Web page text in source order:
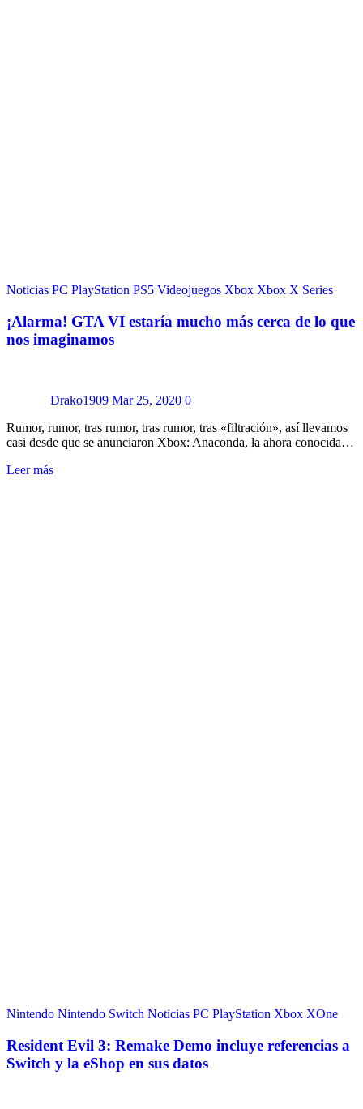
Noticias PC PlayStation PS5 Videojuegos Xbox Xbox X Series
¡Alarma! GTA VI estaría mucho más cerca de lo que
nos imaginamos
Drako1909 Mar 25, 2020 0
Rumor, rumor, tras rumor, tras rumor, tras «filtración», así llevamos
casi desde que se anunciaron Xbox: Anaconda, la ahora conocida…
Leer más
Nintendo Nintendo Switch Noticias PC PlayStation Xbox XOne
Resident Evil 3: Remake Demo incluye referencias a
Switch y la eShop en sus datos